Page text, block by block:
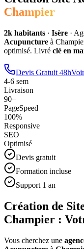
Champier
2k habitants · Isère ·
Acupuncture à
optimisé. Livré clé en
Devis Gratuit 48h
4-6 sem
Livraison
90+
PageSpeed
100%
Responsive
SEO
Optimisé
Devis gratuit
Formation incluse
Support 1 an
Création de
Champier :
Vous cherchez une